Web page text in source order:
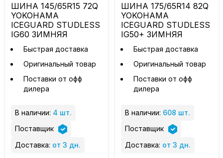
ШИНА 145/65R15 72Q
YOKOHAMA
ICEGUARD STUDLESS
IG60 ЗИМНЯЯ
Быстрая доставка
Оригинальный товар
Поставки от офф
дилера
В наличии: 4 шт.
Поставщик
Доставка: от 3 дн.
ШИНА 175/65R14 82Q
YOKOHAMA
ICEGUARD STUDLESS
IG50+ ЗИМНЯЯ
Быстрая доставка
Оригинальный товар
Поставки от офф
дилера
В наличии: 608 шт.
Поставщик
Доставка: от 3 дн.